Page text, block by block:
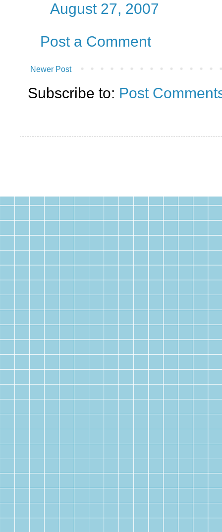
August 27, 2007
Post a Comment
Newer Post
Subscribe to: Post